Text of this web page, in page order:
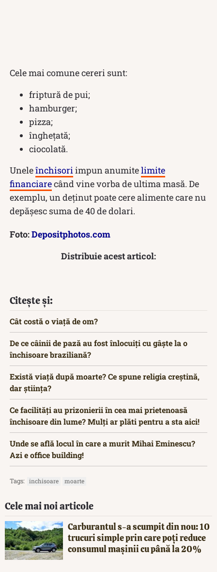
Cele mai comune cereri sunt:
friptură de pui;
hamburger;
pizza;
înghețată;
ciocolată.
Uneleînchisoriimpun anumitelimite
financiarecând vine vorba de ultima masă. De
exemplu, un deținut poate cere alimente care nu
depășesc suma de 40 de dolari.
Foto:Depositphotos.com
Distribuie acest articol:
Citește și:
Cât costă o viață de om?
De ce câinii de pază au fost înlocuiți cu gâște la o
închisoare braziliană?
Există viață după moarte? Ce spune religia creștină,
dar știința?
Ce facilități au prizonierii în cea mai prietenoasă
închisoare din lume? Mulți ar plăti pentru a sta aici!
Unde se află locul în care a murit Mihai Eminescu?
Azi e office building!
Tags: inchisoare moarte
Cele mai noi articole
Carburantul s-a scumpit din nou: 10
trucuri simple prin care poți reduce
consumul mașinii cu până la 20%